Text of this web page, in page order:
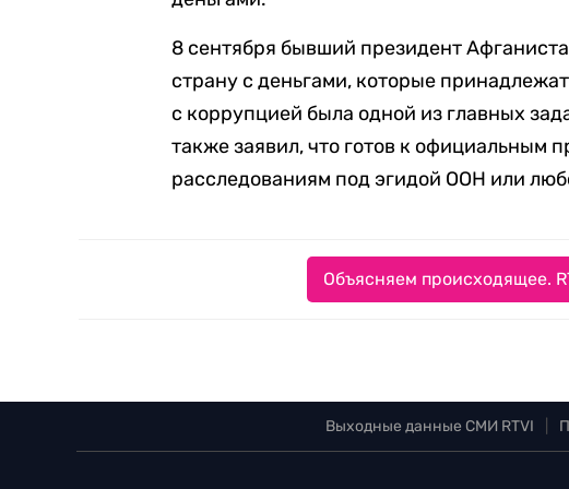
8 сентября бывший президент
страну с деньгами, которые
с коррупцией была одной из главных
также заявил, что готов к официальным
расследованиям под эгидой ООН или
Объясняем происходящее.
Выходные данные СМИ RTVI